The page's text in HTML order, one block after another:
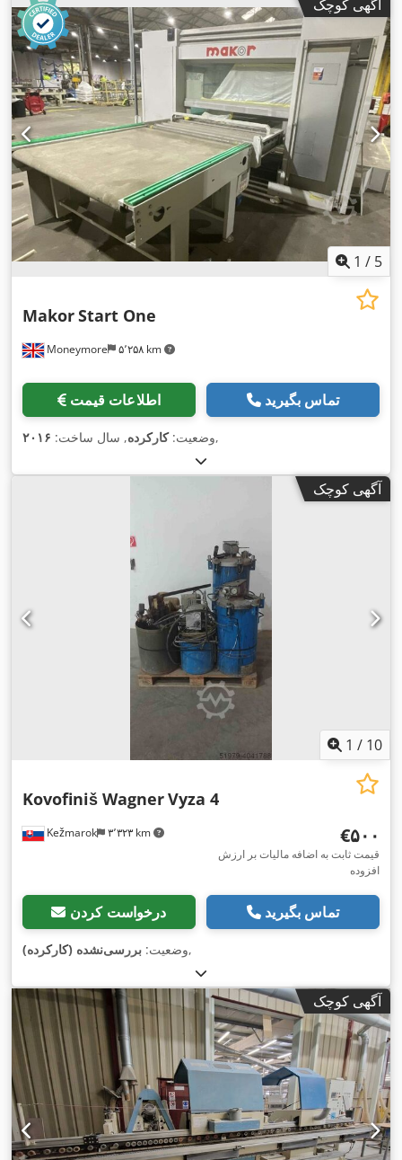
آگهی کوچک
1 / 5
Moneymore ۵٬۲۵۸ km
MakorStart One
اطلاعات قیمت تماس بگیرید
وضعیت:کارکرده, سال ساخت: ۲۰۱۶ ,
آگهی کوچک
1 / 10
Kežmarok ۳٬۳۲۳ km
Kovofiniš WagnerVyza 4
‎€۵۰۰
قیمت ثابت به اضافه مالیات بر ارزش
افزوده
درخواست کردن تماس بگیرید
وضعیت: بررسی‌نشده (کارکرده) ,
آگهی کوچک